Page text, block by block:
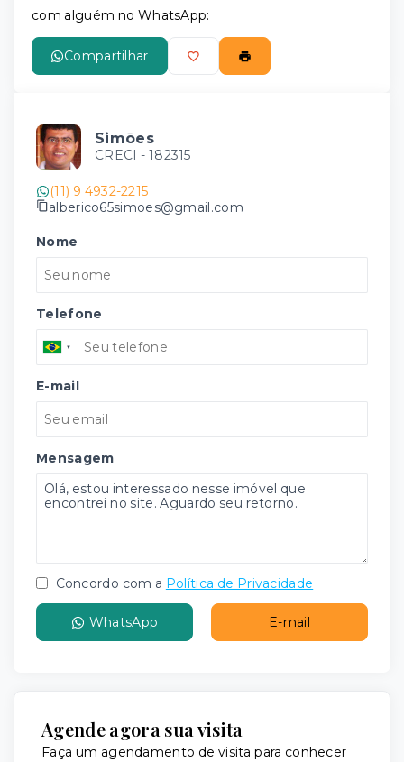
com alguém no WhatsApp:
Compartilhar
Simões
CRECI - 182315
(11) 9 4932-2215
alberico65simoes@gmail.com
Nome
Telefone
E-mail
Mensagem
Concordo com a Política de Privacidade
WhatsApp E-mail
Agende agora sua visita
Faça um agendamento de visita para conhecer